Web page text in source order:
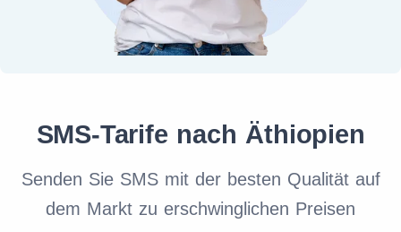
SMS-Tarife nach Äthiopien
Senden Sie SMS mit der besten Qualität auf
dem Markt zu erschwinglichen Preisen